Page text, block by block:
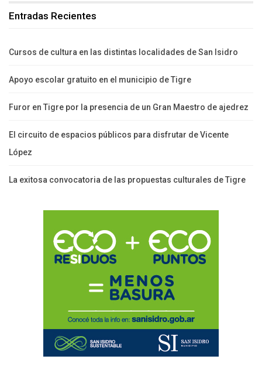
Entradas Recientes
Cursos de cultura en las distintas localidades de San Isidro
Apoyo escolar gratuito en el municipio de Tigre
Furor en Tigre por la presencia de un Gran Maestro de ajedrez
El circuito de espacios públicos para disfrutar de Vicente
López
La exitosa convocatoria de las propuestas culturales de Tigre